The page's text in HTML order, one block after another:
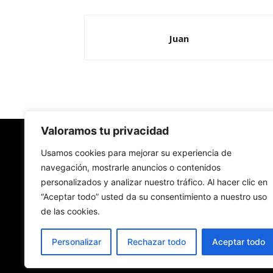
Valoramos tu privacidad
Usamos cookies para mejorar su experiencia de
navegación, mostrarle anuncios o contenidos
personalizados y analizar nuestro tráfico. Al hacer clic en
“Aceptar todo” usted da su consentimiento a nuestro uso
de las cookies.
Personalizar Rechazar todo Aceptar todo
Juan
Redes Cristianas
Una mirada alternativa sobre la Iglesia católica
- Colectivos de Redes Cristianas